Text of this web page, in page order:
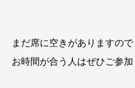
まだ席に空きがありますので
お時間が合う人はぜひご参加